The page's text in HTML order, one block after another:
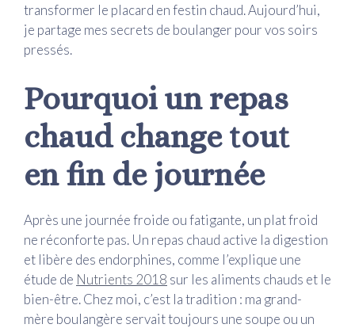
transformer le placard en festin chaud. Aujourd’hui,
je partage mes secrets de boulanger pour vos soirs
pressés.
Pourquoi un repas
chaud change tout
en fin de journée
Après une journée froide ou fatigante, un plat froid
ne réconforte pas. Un repas chaud active la digestion
et libère des endorphines, comme l’explique une
étude de Nutrients 2018 sur les aliments chauds et le
bien-être. Chez moi, c’est la tradition : ma grand-
mère boulangère servait toujours une soupe ou un